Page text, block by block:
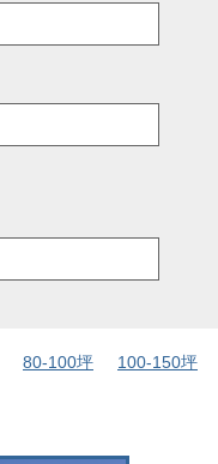
80-100坪 100-150坪